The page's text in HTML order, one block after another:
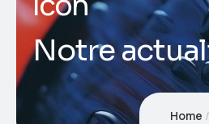
Notre
Home